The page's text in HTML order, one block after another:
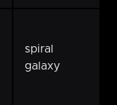
spiral
galaxy